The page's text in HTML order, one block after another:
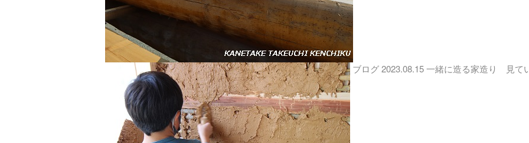
ブログ2023.08.15一緒に造る家造り 見て